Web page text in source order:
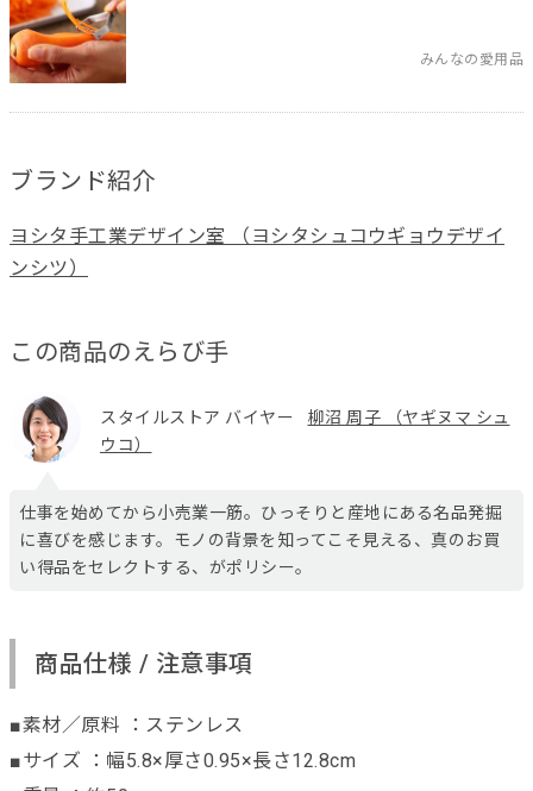
みんなの愛用品
ブランド紹介
ヨシタ手工業デザイン室 （ヨシタシュコウギョウデザイ
ンシツ）
この商品のえらび手
スタイルストア バイヤー
柳沼 周子 （ヤギヌマ シュ
ウコ）
仕事を始めてから小売業一筋。ひっそりと産地にある名品発掘
に喜びを感じます。モノの背景を知ってこそ見える、真のお買
い得品をセレクトする、がポリシー。
商品仕様 / 注意事項
■素材／原料 ：ステンレス
■サイズ ：幅5.8×厚さ0.95×長さ12.8cm